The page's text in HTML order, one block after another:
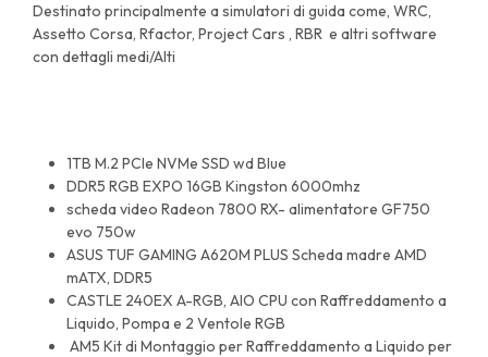
Destinato principalmente a simulatori di guida come, WRC,
Assetto Corsa, Rfactor, Project Cars , RBR e altri software
con dettagli medi/Alti
1TB M.2 PCIe NVMe SSD wd Blue
DDR5 RGB EXPO 16GB Kingston 6000mhz
scheda video Radeon 7800 RX- alimentatore GF750
evo 750w
ASUS TUF GAMING A620M PLUS Scheda madre AMD
mATX, DDR5
CASTLE 240EX A-RGB, AIO CPU con Raffreddamento a
Liquido, Pompa e 2 Ventole RGB
AM5 Kit di Montaggio per Raffreddamento a Liquido per